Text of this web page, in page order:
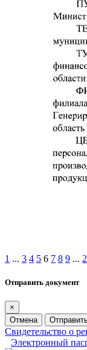
1 ... 3 4 5 6 7 8 9 ...
Отправить документ
×
Отмена
Свидетельство о
Электронный